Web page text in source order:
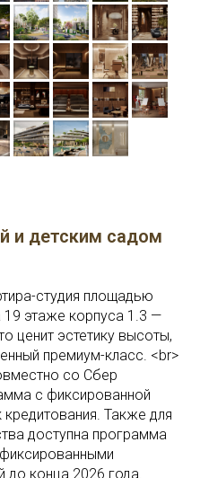
и детским садом
студия площадью
19 этаже корпуса 1.3 —
ценит эстетику высоты,
премиум-класс. <br>
со Сбер
с фиксированной
Также для
доступна программа
до конца 2026 года.